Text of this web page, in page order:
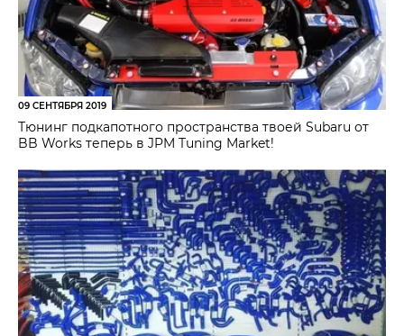
09 СЕНТЯБРЯ 2019
Тюнинг подкапотного пространства твоей Subaru от
BB Works теперь в JPM Tuning Market!